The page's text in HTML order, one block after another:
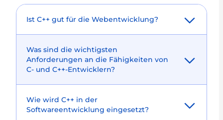
Ist C++ gut für die Webentwicklung?
hervorragend geeignet. Sie ist schnell,
robust und vor allem zuverlässig. Allerdings
eignet sich diese Programmiersprache nur
für komplexe Projekte mit hohen
komplexe Website mit einer großen Anzahl
Was sind die wichtigsten
Anforderungen an die Fähigkeiten von
C- und C++-Entwicklern?
Technologie-Stack, abhängig von den
Projekten, an denen es arbeitet, und den
Wie wird C++ in der
Softwareentwicklung eingesetzt?